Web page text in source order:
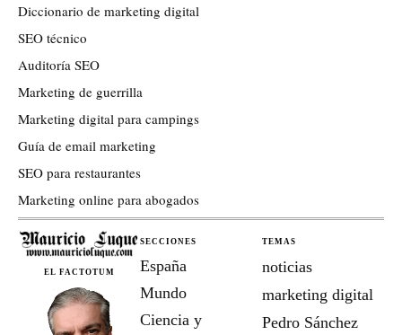
Diccionario de marketing digital
SEO técnico
Auditoría SEO
Marketing de guerrilla
Marketing digital para campings
Guía de email marketing
SEO para restaurantes
Marketing online para abogados
EL FACTOTUM
SECCIONES
España
Mundo
Ciencia y
TEMAS
noticias
marketing digital
Pedro Sánchez